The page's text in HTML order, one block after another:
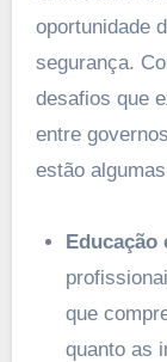
oportunidade
segurança.
desafios que
entre
estão
Educação
que
quanto as